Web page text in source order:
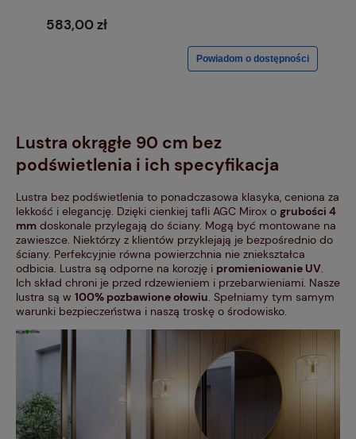
583,00 zł
Powiadom o dostępności
Lustra okrągłe 90 cm bez
podświetlenia i ich specyfikacja
Lustra bez podświetlenia to ponadczasowa klasyka, ceniona za
lekkość i elegancję. Dzięki cienkiej tafli AGC Mirox o grubości 4
mm doskonale przylegają do ściany. Mogą być montowane na
zawieszce. Niektórzy z klientów przyklejają je bezpośrednio do
ściany. Perfekcyjnie równa powierzchnia nie zniekształca
odbicia. Lustra są odporne na korozję i promieniowanie UV.
Ich skład chroni je przed rdzewieniem i przebarwieniami. Nasze
lustra są w 100% pozbawione ołowiu. Spełniamy tym samym
warunki bezpieczeństwa i naszą troskę o środowisko.